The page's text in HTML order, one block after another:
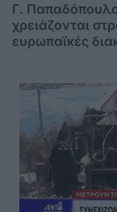
Γ.
χρειάζονται
ευρωπαϊκές